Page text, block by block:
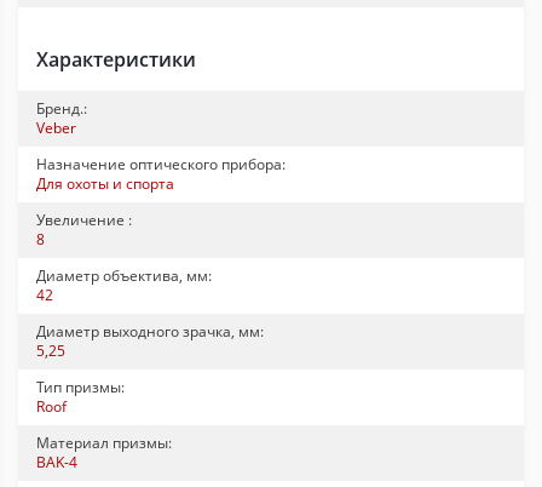
Характеристики
Бренд.:
Veber
Назначение оптического прибора:
Для охоты и спорта
Увеличение :
8
Диаметр объектива, мм:
42
Диаметр выходного зрачка, мм:
5,25
Тип призмы:
Roof
Материал призмы:
BAK-4